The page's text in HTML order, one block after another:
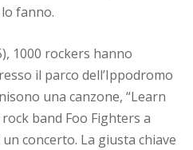
fanno.
1000 rockers hanno
il parco dell’Ippodromo
una canzone, “Learn
band Foo Fighters a
concerto. La giusta chiave